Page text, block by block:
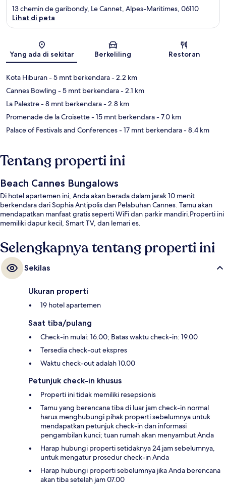
Peta
13 chemin de garibondy, Le Cannet, Alpes-Maritimes, 06110
Lihat di peta
Yang ada di sekitar Berkeliling Restoran
Kota Hiburan- 5 mnt berkendara- 2.2 km
Cannes Bowling - 5 mnt berkendara- 2.1 km
La Palestre- 8 mnt berkendara- 2.8 km
Promenade de la Croisette- 15 mnt berkendara- 7.0 km
Palace of Festivals and Conferences- 17 mnt berkendara- 8.4 km
Tentang properti ini
Beach Cannes Bungalows
Di hotel apartemen ini, Anda akan berada dalam jarak 10 menit
berkendara dari Sophia Antipolis dan Pelabuhan Cannes. Tamu akan
mendapatkan manfaat gratis seperti WiFi dan parkir mandiri.Properti ini
memiliki dapur kecil, Smart TV, dan lemari es.
Selengkapnya tentang properti ini
Sekilas
Ukuran properti
19 hotel apartemen
Saat tiba/pulang
Check-in mulai: 16.00; Batas waktu check-in: 19.00
Tersedia check-out ekspres
Waktu check-out adalah 10.00
Petunjuk check-in khusus
Properti ini tidak memiliki resepsionis
Tamu yang berencana tiba di luar jam check-in normal
harus menghubungi pihak properti sebelumnya untuk
mendapatkan petunjuk check-in dan informasi
pengambilan kunci; tuan rumah akan menyambut Anda
Harap hubungi properti setidaknya 24 jam sebelumnya,
untuk mengatur prosedur check-in Anda
Harap hubungi properti sebelumnya jika Anda berencana
akan tiba setelah jam 07.00